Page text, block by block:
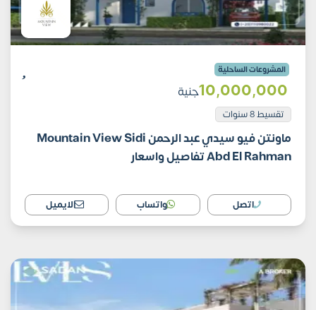
المشروعات الساحلية
10٬000٬000جنية
تقسيط 8 سنوات
ماونتن فيو سيدي عبد الرحمن Mountain View Sidi
Abd El Rahman تفاصيل واسعار
اتصل واتساب الايميل